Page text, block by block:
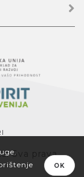
Sva prava
OK